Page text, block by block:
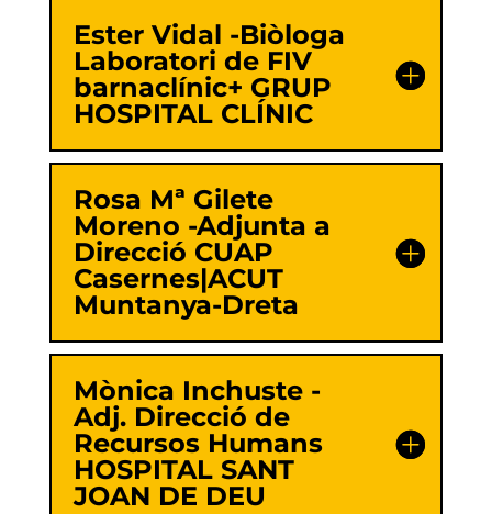
Ester Vidal -Biòloga
Laboratori de FIV
barnaclínic+ GRUP
HOSPITAL CLÍNIC
Rosa Mª Gilete
Moreno -Adjunta a
Direcció CUAP
Casernes|ACUT
Muntanya-Dreta
Mònica Inchuste -
Adj. Direcció de
Recursos Humans
HOSPITAL SANT
JOAN DE DEU